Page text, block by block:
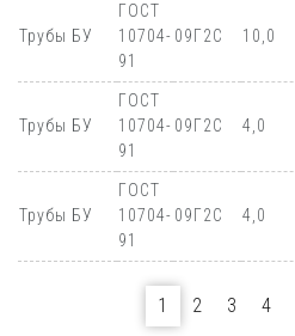
Трубы БУ
ГОСТ
10704-
91
09Г2С 10,0
Трубы БУ
ГОСТ
10704-
91
09Г2С 4,0
Трубы БУ
ГОСТ
10704-
91
09Г2С 4,0
1 2 3 4